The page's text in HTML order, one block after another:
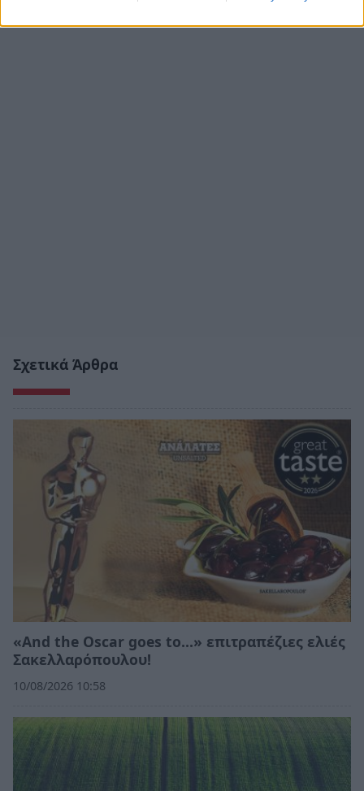
Σχετικά Άρθρα
«And the Oscar goes to...» επιτραπέζιες ελιές
Σακελλαρόπουλου!
10/08/2026 10:58